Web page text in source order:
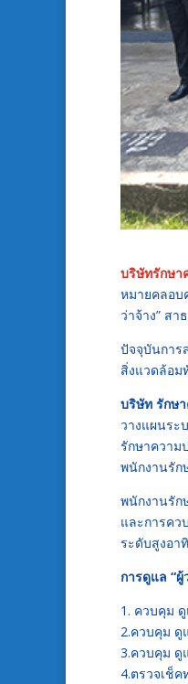
บริษัทรักษา
หมายคลอบ
ว่าจ้าง” ส
ปัจจุบันการ
สิ่งแวดล้อม
บริษัท รักษ
วางแผนระ
รักษาควา
พนักงานรัก
พนักงานรัก
และการคว
ระดับสูงอา
การดูแล “ผู้
1. ควบคุม
2.ควบคุม ดู
3.ควบคุม ดู
4.ตรวจเช็